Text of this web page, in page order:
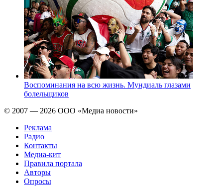
Воспоминания на всю жизнь. Мундиаль глазами
болельщиков
© 2007 — 2026 ООО «Медиа новости»
Реклама
Радио
Контакты
Медиа-кит
Правила портала
Авторы
Опросы